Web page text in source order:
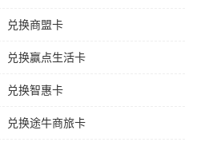
兑换商盟卡
兑换赢点生活卡
兑换智惠卡
兑换途牛商旅卡